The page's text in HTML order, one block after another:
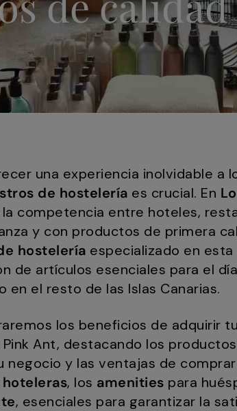
una experiencia inolvidable a
de hostelería es crucial. En
competencia entre hoteles,
y con productos de primera
hostelería especializado en
de artículos esenciales para el
el resto de las Islas Canarias.
los beneficios de adquirir
Ant, destacando los
y las ventajas de
, los amenities para
, esenciales para garantizar la